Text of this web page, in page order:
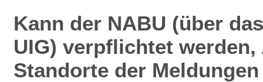
Kann der NABU (über
UIG) verpflichtet
Standorte der